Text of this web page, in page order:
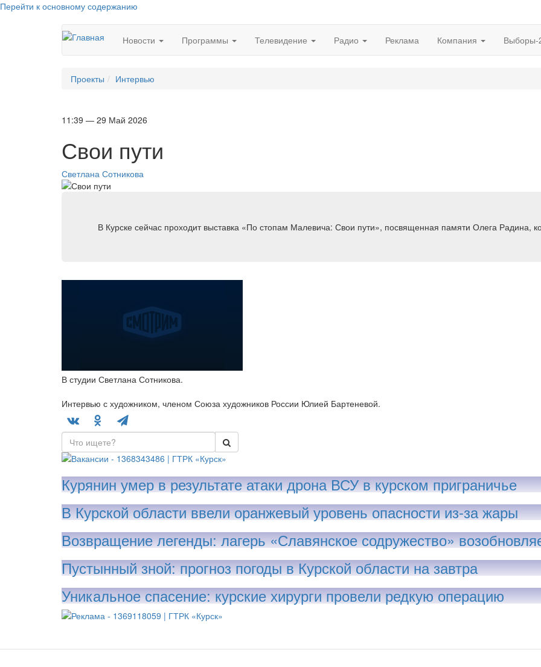
Перейти к основному содержанию
Новости Программы Телевидение Радио Реклама Компания Выборы-
Проекты Интервью
11:39 — 29 Май 2026
Свои пути
Светлана Сотникова
В Курске сейчас проходит выставка «По стопам Малевича: Свои пути», посвященная памяти Олега Радина,
В студии Светлана Сотникова.
Интервью с художником, членом Союза художников России Юлией Бартеневой.
Курянин умер в результате атаки дрона ВСУ в курском приграничье
В Курской области ввели оранжевый уровень опасности из-за жары
Возвращение легенды: лагерь «Славянское содружество»
Пустынный зной: прогноз погоды в Курской области на завтра
Уникальное спасение: курские хирурги провели редкую операцию